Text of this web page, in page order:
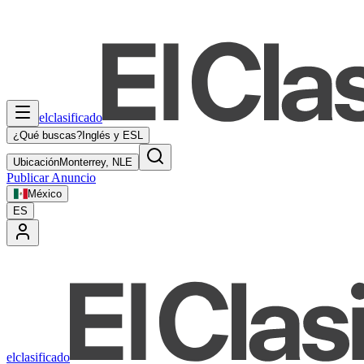
elclasificado
¿Qué buscas? Inglés y ESL
UbicaciónMonterrey, NLE
Publicar Anuncio
México
ES
elclasificado